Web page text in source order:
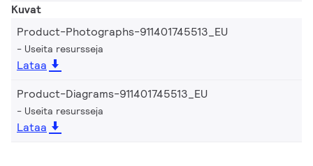
Kuvat
Product-Photographs-911401745513_EU
Useita resursseja
Lataa
Product-Diagrams-911401745513_EU
Useita resursseja
Lataa